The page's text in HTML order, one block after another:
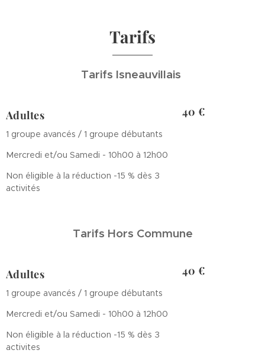
Tarifs
Tarifs Isneauvillais
Adultes
1 groupe avancés / 1 groupe débutants
Mercredi et/ou Samedi - 10h00 à 12h00
Non éligible à la réduction -15 % dès 3
activités
40 €
Tarifs Hors Commune
Adultes
1 groupe avancés / 1 groupe débutants
Mercredi et/ou Samedi - 10h00 à 12h00
Non éligible à la réduction -15 % dès 3
activites
40 €